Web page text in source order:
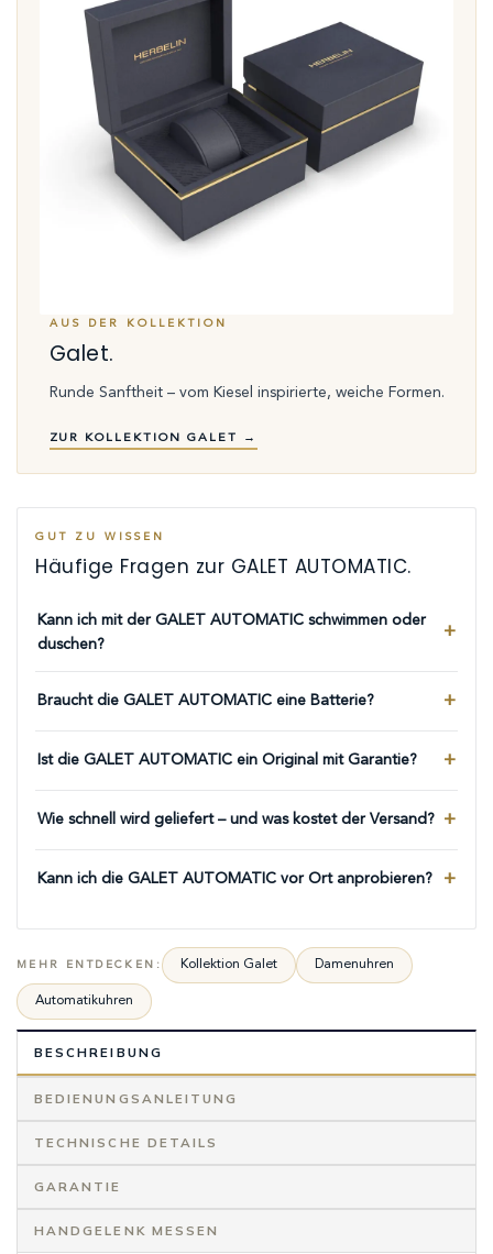
AUS DER KOLLEKTION
Galet.
Runde Sanftheit – vom Kiesel inspirierte, weiche Formen.
ZUR KOLLEKTION GALET →
GUT ZU WISSEN
Häufige Fragen zur GALET AUTOMATIC.
Kann ich mit der GALET AUTOMATIC schwimmen oder
duschen?
Braucht die GALET AUTOMATIC eine Batterie?
Ist die GALET AUTOMATIC ein Original mit Garantie?
Wie schnell wird geliefert – und was kostet der Versand?
Kann ich die GALET AUTOMATIC vor Ort anprobieren?
MEHR ENTDECKEN: Kollektion Galet Damenuhren
Automatikuhren
BESCHREIBUNG
BEDIENUNGSANLEITUNG
TECHNISCHE DETAILS
GARANTIE
HANDGELENK MESSEN